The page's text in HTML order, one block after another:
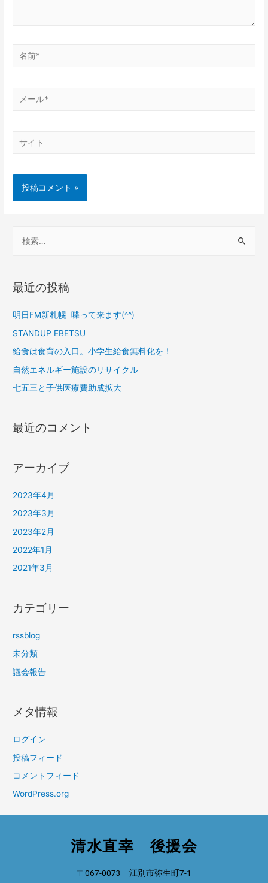
最近の投稿
明日FM新札幌 喋って来ます(^^)
STANDUP EBETSU
給食は食育の入口。小学生給食無料化を！
自然エネルギー施設のリサイクル
七五三と子供医療費助成拡大
最近のコメント
アーカイブ
2023年4月
2023年3月
2023年2月
2022年1月
2021年3月
カテゴリー
rssblog
未分類
議会報告
メタ情報
ログイン
投稿フィード
コメントフィード
WordPress.org
清水直幸 後援会
〒067-0073 江別市弥生町7-1